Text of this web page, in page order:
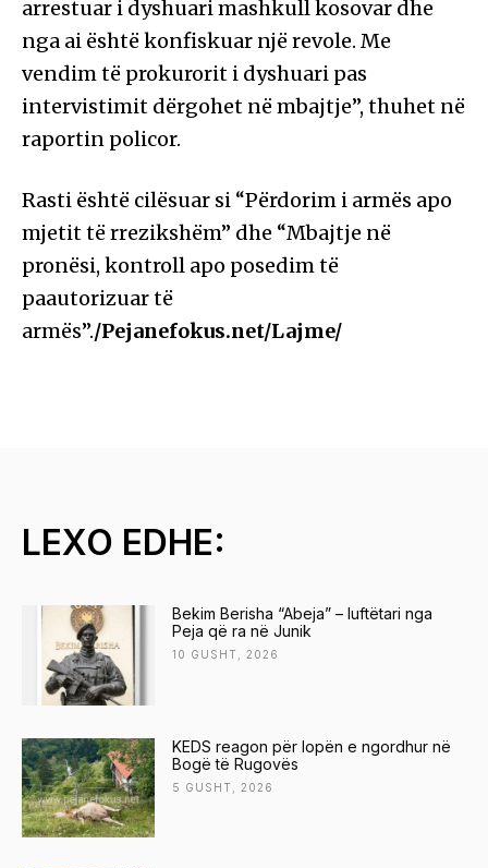
arrestuar i dyshuari mashkull kosovar dhe
nga ai është konfiskuar një revole. Me
vendim të prokurorit i dyshuari pas
intervistimit dërgohet në mbajtje”, thuhet në
raportin policor.
Rasti është cilësuar si “Përdorim i armës apo
mjetit të rrezikshëm” dhe “Mbajtje në
pronësi, kontroll apo posedim të
paautorizuar të
armës”./Pejanefokus.net/Lajme/
LEXO EDHE:
Bekim Berisha “Abeja” – luftëtari nga
Peja që ra në Junik
10 GUSHT, 2026
KEDS reagon për lopën e ngordhur në
Bogë të Rugovës
5 GUSHT, 2026